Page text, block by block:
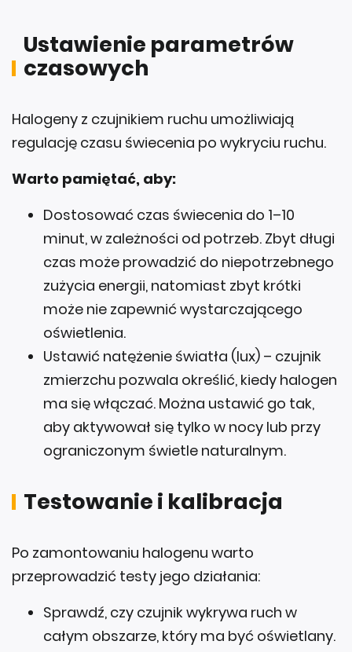
Ustawienie parametrów
czasowych
Halogeny z czujnikiem ruchu umożliwiają
regulację czasu świecenia po wykryciu ruchu.
Warto pamiętać, aby:
Dostosować czas świecenia do 1–10
minut, w zależności od potrzeb. Zbyt długi
czas może prowadzić do niepotrzebnego
zużycia energii, natomiast zbyt krótki
może nie zapewnić wystarczającego
oświetlenia.
Ustawić natężenie światła (lux) – czujnik
zmierzchu pozwala określić, kiedy halogen
ma się włączać. Można ustawić go tak,
aby aktywował się tylko w nocy lub przy
ograniczonym świetle naturalnym.
Testowanie i kalibracja
Po zamontowaniu halogenu warto
przeprowadzić testy jego działania:
Sprawdź, czy czujnik wykrywa ruch w
całym obszarze, który ma być oświetlany.